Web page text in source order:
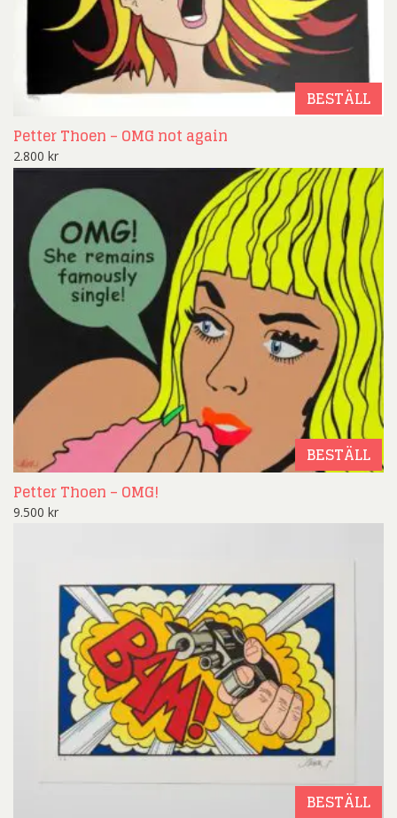
BESTÄLL
Petter Thoen – OMG not again
2.800 kr
BESTÄLL
Petter Thoen – OMG!
9.500 kr
BESTÄLL